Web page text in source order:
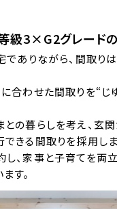
級3×G2グレード
ありながら、間取り
に合わせた間取りを“じ
との暮らしを考え、玄
きる間取りを採用しま
し、家事と子育てを両
す。